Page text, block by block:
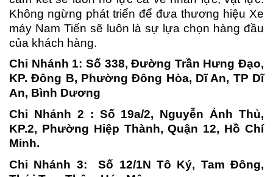
Không ngừng phát triển để đưa thương hiệu Xe
máy Nam Tiến sẽ luôn là sự lựa chọn hàng đầu
của khách hàng.
Chi Nhánh 1: Số 338, Đường Trần Hưng Đạo,
KP. Đông B, Phường Đông Hòa, Dĩ An, TP Dĩ
An, Bình Dương
Chi Nhánh 2 : Số 19a/2, Nguyễn Ảnh Thủ,
KP.2, Phường Hiệp Thành, Quận 12, Hồ Chí
Minh.
Chi Nhánh 3: Số 12/1N Tô Ký, Tam Đông,